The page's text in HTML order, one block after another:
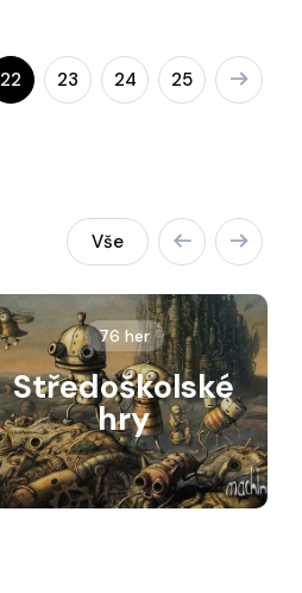
22 23 24 25
Vše
76 her
Středoškolské
hry